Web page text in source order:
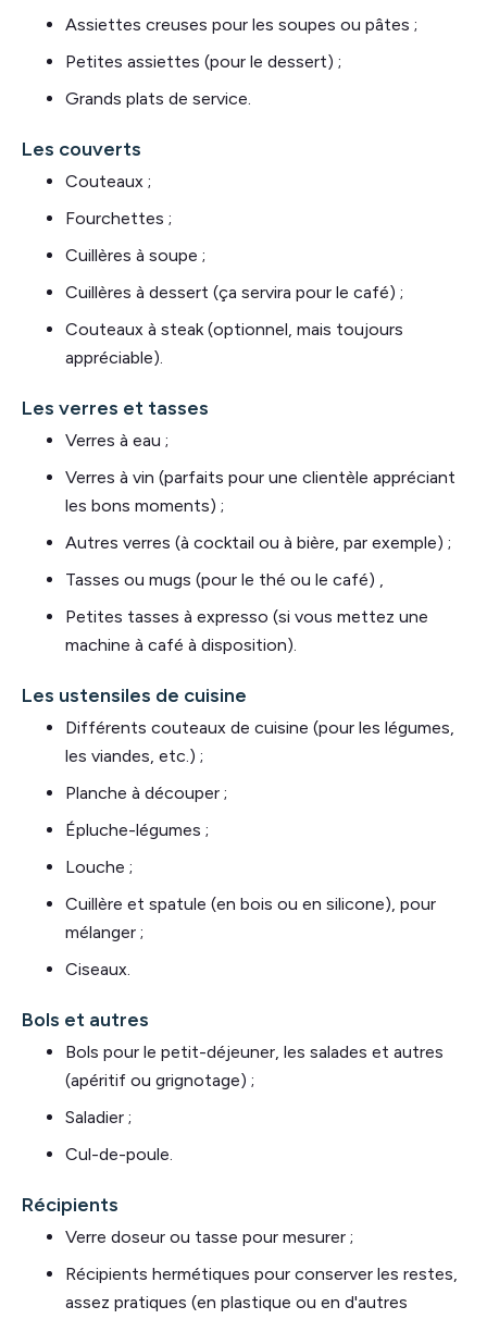
Assiettes creuses pour les soupes ou pâtes ;
Petites assiettes (pour le dessert) ;
Grands plats de service.
Les couverts
Couteaux ;
Fourchettes ;
Cuillères à soupe ;
Cuillères à dessert (ça servira pour le café) ;
Couteaux à steak (optionnel, mais toujours
appréciable).
Les verres et tasses
Verres à eau ;
Verres à vin (parfaits pour une clientèle appréciant
les bons moments) ;
Autres verres (à cocktail ou à bière, par exemple) ;
Tasses ou mugs (pour le thé ou le café) ,
Petites tasses à expresso (si vous mettez une
machine à café à disposition).
Les ustensiles de cuisine
Différents couteaux de cuisine (pour les légumes,
les viandes, etc.) ;
Planche à découper ;
Épluche-légumes ;
Louche ;
Cuillère et spatule (en bois ou en silicone), pour
mélanger ;
Ciseaux.
Bols et autres
Bols pour le petit-déjeuner, les salades et autres
(apéritif ou grignotage) ;
Saladier ;
Cul-de-poule.
Récipients
Verre doseur ou tasse pour mesurer ;
Récipients hermétiques pour conserver les restes,
assez pratiques (en plastique ou en d'autres